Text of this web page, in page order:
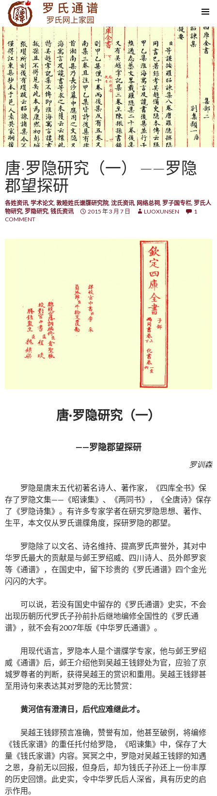
SKIP TO CONTENT
唐·罗隐研究（一） ——罗隐
郡望探研
各姓资讯, 学术论文, 敦睦姓氏谱牒研究院, 沈氏资讯, 网络总祠, 罗子国专栏, 罗氏人
物研究, 罗隐研究, 钱氏资讯 2015 年 3 月 7 日 LUOXUNSEN
1
COMMENT
唐·罗隐研究（一）
——罗隐郡望探研
罗训森
罗隐是唐末五代初著名诗人、著作家，《四库全书》保
存了罗隐文集——《昭谏集》、《两同书》，《全唐诗》保存
了《罗隐诗集》。有许多专家学者在研究罗隐思想、著作、
生平，本文仅从罗氏谱牒角度，探研罗隐的郡望。
罗隐除了以文名、诗名维持、提高罗氏声誉外，其对中
华罗氏最大的贡献是与邺王罗绍威、四川诗人、员外郎罗衮
等《通谱》，在国史中，留下珍贵的《罗氏通谱》四个金光
闪闪的大字。
可以说，若没有国史中留存的《罗氏通谱》史实，不会
出现历朝历代罗氏子孙前扑后继地编修全国性的《罗氏通
谱》，就不会有2007年版《中华罗氏通谱》。
用现代语言，罗隐本人是个谱牒学专家，他与邺王罗绍
威《通谱》后，邺王介绍他到吴越王钱鏐处为官，应验了京
城罗尊者的判断，获得吴越王的赏识和重用。吴越王钱鏐甚
至用诗句来表达其对罗隐的无比赞赏：
黄河信有澄清日，后代应难继此才。
吴越王钱鏐预言准确，赞誉有加，他甚至破例，将编修
《钱氏家谱》的重任托付给罗隐，《昭谏集》中，保存了大
量《钱氏家谱》内容。冥冥之中，罗隐对吴越王钱鏐的知遇
之恩，身前无以回报，但身后，却为钱氏子孙还上一份丰厚
的历史回馈。此史实，令中华罗氏后人深省，具有历史的启
示作用。